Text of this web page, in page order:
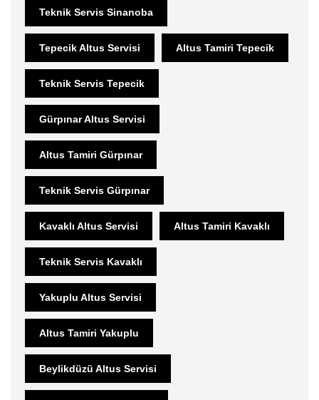
Teknik Servis Sinanoba
Tepecik Altus Servisi Altus Tamiri Tepecik
Teknik Servis Tepecik
Gürpınar Altus Servisi
Altus Tamiri Gürpınar
Teknik Servis Gürpınar
Kavaklı Altus Servisi Altus Tamiri Kavaklı
Teknik Servis Kavaklı
Yakuplu Altus Servisi
Altus Tamiri Yakuplu
Beylikdüzü Altus Servisi